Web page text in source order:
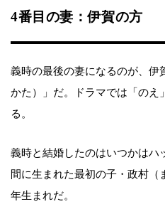
4番目の妻：伊賀の方
義時の最後の妻になるのが、伊
かた）」だ。ドラマでは「のえ
る。
義時と結婚したのはいつかはハ
間に生まれた最初の子・政村（
年生まれだ。